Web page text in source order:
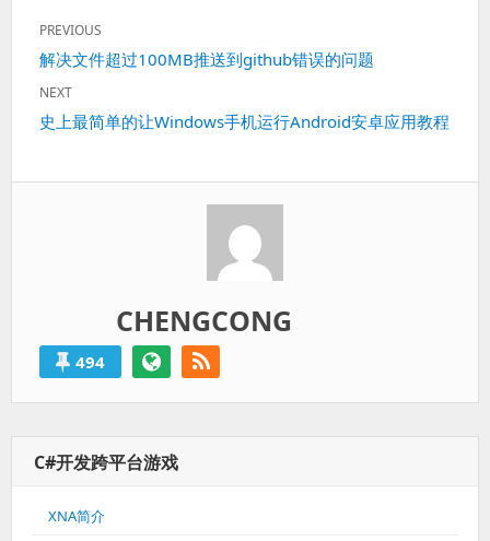
文
章
导
航
PREVIOUS
Previous
post:
解决文件超过100MB推送到github错误的问题
NEXT
Next
史上最简单的让Windows手机运行Android安卓应用教程
CHENGCONG
494
C#开发跨平台游戏
XNA简介